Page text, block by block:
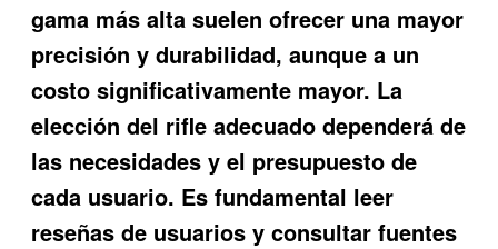
gama más alta suelen ofrecer una mayor
precisión y durabilidad, aunque a un
costo significativamente mayor. La
elección del rifle adecuado dependerá de
las necesidades y el presupuesto de
cada usuario. Es fundamental leer
reseñas de usuarios y consultar fuentes